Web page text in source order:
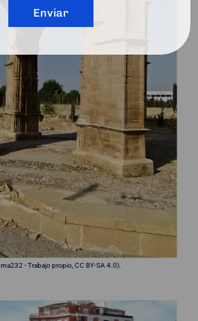
- Trabajo propio, CC BY-SA 4.0).
Enviar